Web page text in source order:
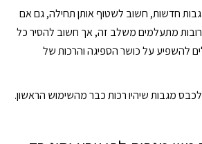
חדשות, חשוב לשטוף אותן תחילה, גם אם
קרובות מתעלמים משלב זה, אך חשוב להסיר כל
להשפיע על כושר הספיגה והרכות של
מגבות שיהיו רכות כבר מהשימוש הראשון.